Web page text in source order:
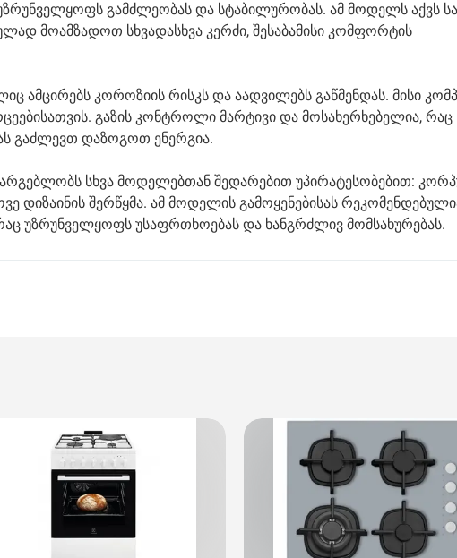
გამძლეობას და სტაბილურობას. ამ მოდელს აქვს
მოამზადოთ სხვადასხვა კერძი, შესაბამისი კომფორტის
კოროზიის რისკს და აადვილებს გაწმენდას. მისი
გაზის კონტროლი მარტივი და მოსახერხებელია, რაც
გაძლევთ დაზოგოთ ენერგია.
სხვა მოდელებთან შედარებით უპირატესობებით:
დიზაინის შერწყმა. ამ მოდელის გამოყენებისას
უზრუნველყოფს უსაფრთხოებას და ხანგრძლივ მომსახურებას.